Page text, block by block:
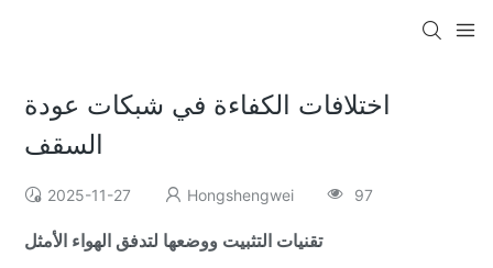
اختلافات الكفاءة في شبكات عودة
السقف
2025-11-27 Hongshengwei 97
تقنيات التثبيت ووضعها لتدفق الهواء الأمثل